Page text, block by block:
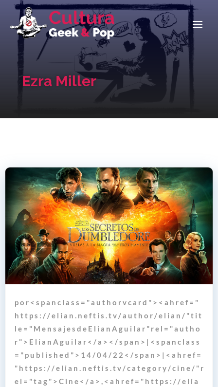
Ezra Miller
p o r < s p a n c l a s s = " a u t h o r v c a r d " > < a h r e f = "
h t t p s : / / e l i a n . n e f t i s . t v / a u t h o r / e l i a n / " t i t
l e = " M e n s a j e s d e E l i a n A g u i l a r " r e l = " a u t h o
r " > E l i a n A g u i l a r < / a > < / s p a n > | < s p a n c l a s s
= " p u b l i s h e d " > 1 4 / 0 4 / 2 2 < / s p a n > | < a h r e f =
" h t t p s : / / e l i a n . n e f t i s . t v / c a t e g o r y / c i n e / " r
e l = " t a g " > C i n e < / a > , < a h r e f = " h t t p s : / / e l i a